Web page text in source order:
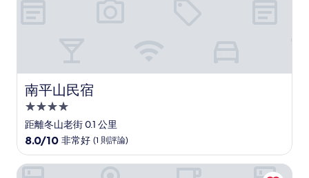
南平山民宿
南平山民宿
4.0
星
級
住
宿
距離冬山老街 0.1 公里
8.0
分，
滿
8.0/10 非常好 (1 則評論)
沐禾渡假會館